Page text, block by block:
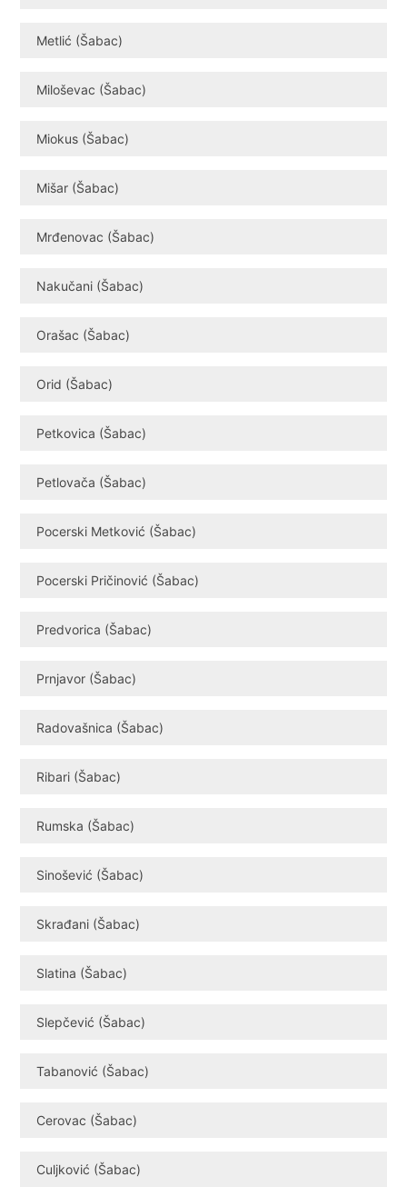
Metlić (Šabac)
Miloševac (Šabac)
Miokus (Šabac)
Mišar (Šabac)
Mrđenovac (Šabac)
Nakučani (Šabac)
Orašac (Šabac)
Orid (Šabac)
Petkovica (Šabac)
Petlovača (Šabac)
Pocerski Metković (Šabac)
Pocerski Pričinović (Šabac)
Predvorica (Šabac)
Prnjavor (Šabac)
Radovašnica (Šabac)
Ribari (Šabac)
Rumska (Šabac)
Sinošević (Šabac)
Skrađani (Šabac)
Slatina (Šabac)
Slepčević (Šabac)
Tabanović (Šabac)
Cerovac (Šabac)
Culjković (Šabac)